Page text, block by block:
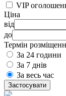
VIP
Ціна
від
до
Термін
За 24 години
За 7 днів
За весь час
Застосувати